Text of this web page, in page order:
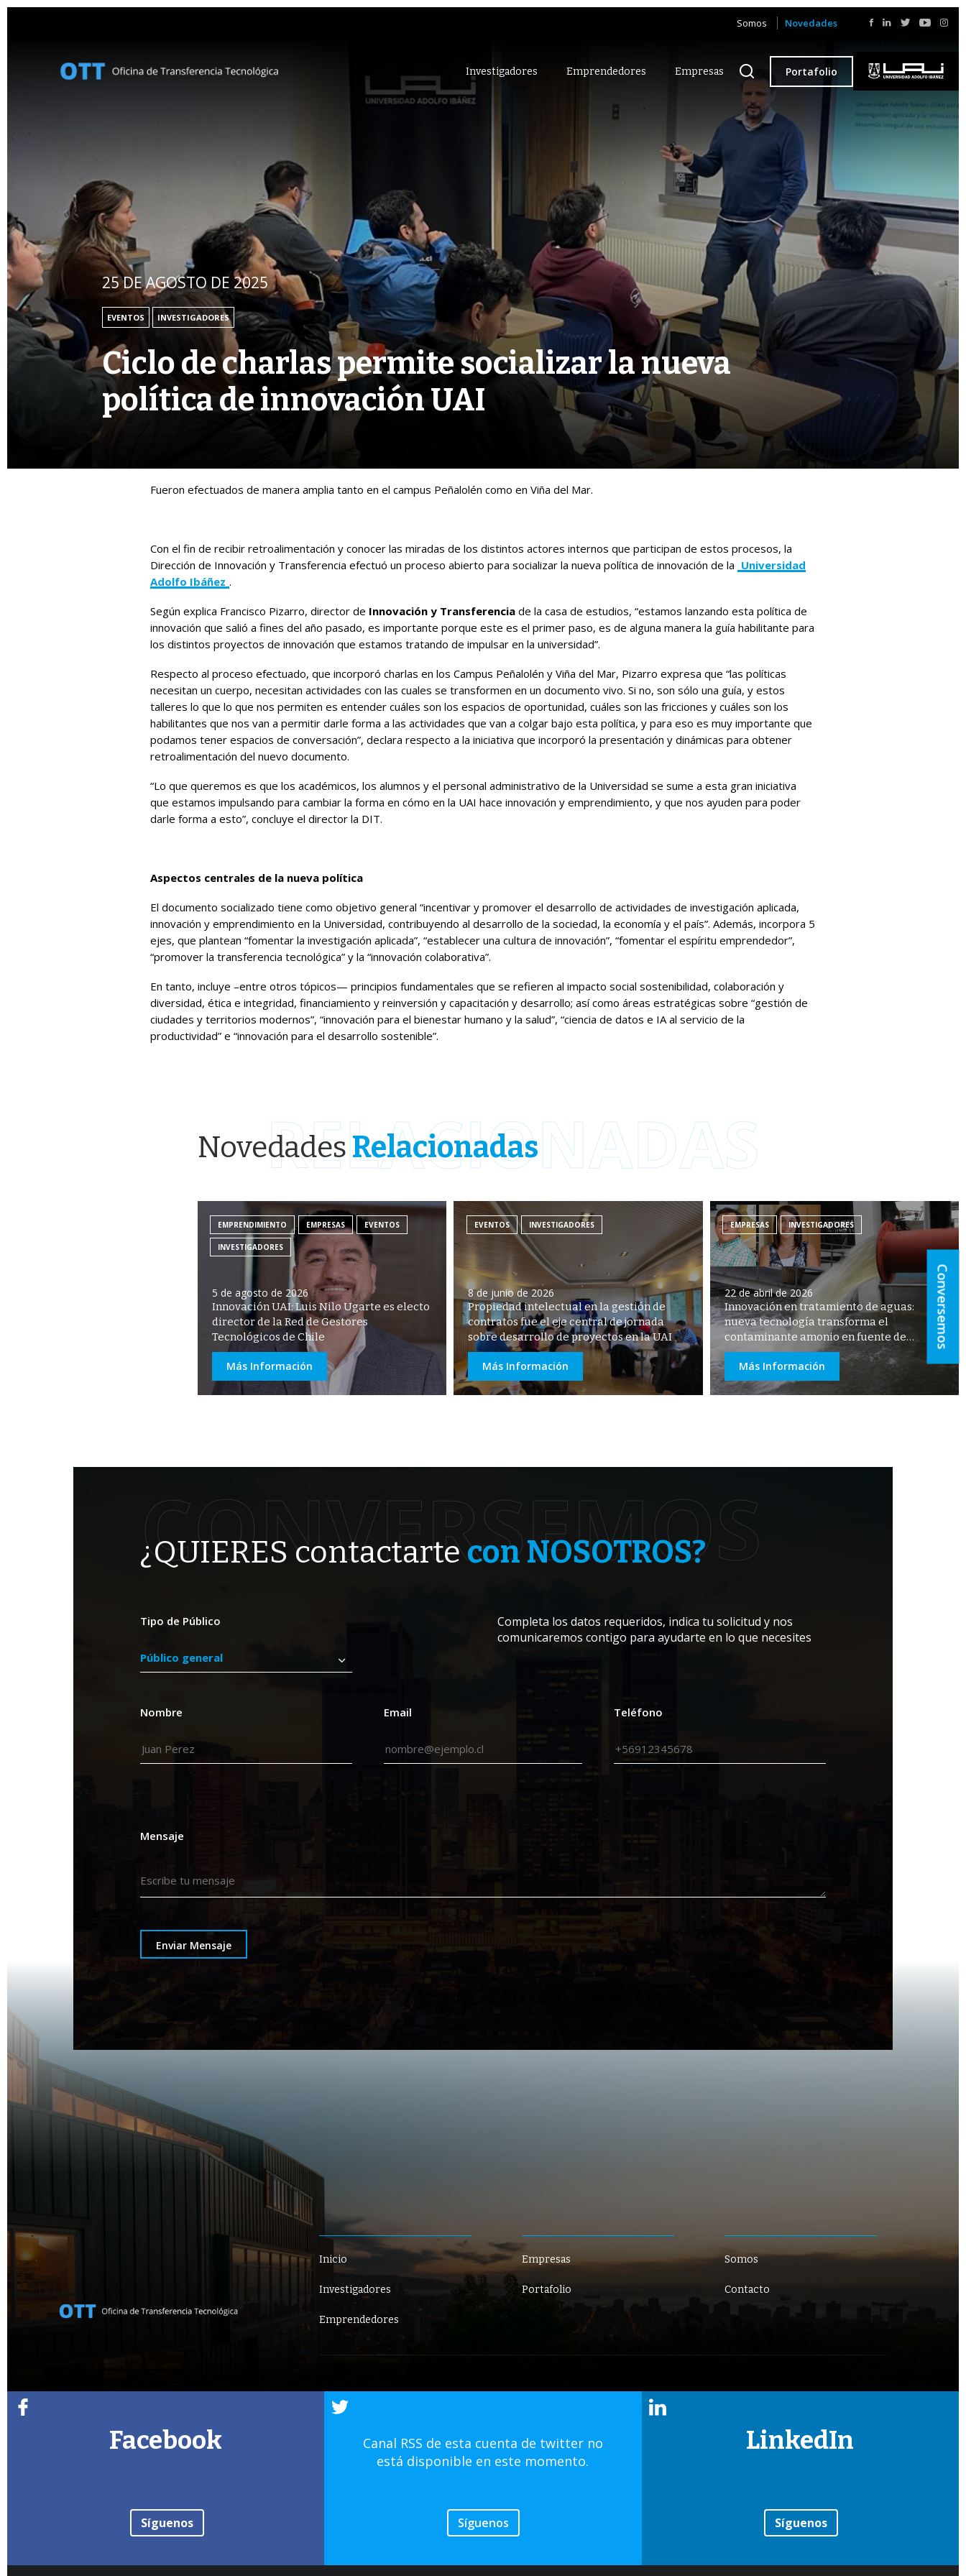
Conversemos
Somos Novedades
Investigadores Emprendedores Empresas Portafolio
25 DE AGOSTO DE 2025
EVENTOS INVESTIGADORES
Ciclo de charlas permite socializar la nueva
política de innovación UAI
Fueron efectuados de manera amplia tanto en el campus Peñalolén como en Viña del Mar.
Con el fin de recibir retroalimentación y conocer las miradas de los distintos actores internos que participan de estos procesos, la
Dirección de Innovación y Transferencia efectuó un proceso abierto para socializar la nueva política de innovación de la Universidad
Adolfo Ibáñez .
Según explica Francisco Pizarro, director de Innovación y Transferencia de la casa de estudios, “estamos lanzando esta política de
innovación que salió a fines del año pasado, es importante porque este es el primer paso, es de alguna manera la guía habilitante para
los distintos proyectos de innovación que estamos tratando de impulsar en la universidad”.
Respecto al proceso efectuado, que incorporó charlas en los Campus Peñalolén y Viña del Mar, Pizarro expresa que “las políticas
necesitan un cuerpo, necesitan actividades con las cuales se transformen en un documento vivo. Si no, son sólo una guía, y estos
talleres lo que lo que nos permiten es entender cuáles son los espacios de oportunidad, cuáles son las fricciones y cuáles son los
habilitantes que nos van a permitir darle forma a las actividades que van a colgar bajo esta política, y para eso es muy importante que
podamos tener espacios de conversación”, declara respecto a la iniciativa que incorporó la presentación y dinámicas para obtener
retroalimentación del nuevo documento.
“Lo que queremos es que los académicos, los alumnos y el personal administrativo de la Universidad se sume a esta gran iniciativa
que estamos impulsando para cambiar la forma en cómo en la UAI hace innovación y emprendimiento, y que nos ayuden para poder
darle forma a esto”, concluye el director la DIT.
Aspectos centrales de la nueva política
El documento socializado tiene como objetivo general “incentivar y promover el desarrollo de actividades de investigación aplicada,
innovación y emprendimiento en la Universidad, contribuyendo al desarrollo de la sociedad, la economía y el país”. Además, incorpora 5
ejes, que plantean “fomentar la investigación aplicada”, “establecer una cultura de innovación”, “fomentar el espíritu emprendedor”,
“promover la transferencia tecnológica” y la “innovación colaborativa”.
En tanto, incluye –entre otros tópicos— principios fundamentales que se refieren al impacto social sostenibilidad, colaboración y
diversidad, ética e integridad, financiamiento y reinversión y capacitación y desarrollo; así como áreas estratégicas sobre “gestión de
ciudades y territorios modernos”, “innovación para el bienestar humano y la salud”, “ciencia de datos e IA al servicio de la
productividad” e “innovación para el desarrollo sostenible”.
RELACIONADAS
Novedades Relacionadas
EMPRENDIMIENTO EMPRESAS EVENTOS
INVESTIGADORES
5 de agosto de 2026
Innovación UAI: Luis Nilo Ugarte es electo
director de la Red de Gestores
Tecnológicos de Chile
Más Información
EVENTOS INVESTIGADORES
8 de junio de 2026
Propiedad intelectual en la gestión de
contratos fue el eje central de jornada
sobre desarrollo de proyectos en la UAI
Más Información
EMPRESAS INVESTIGADORES
22 de abril de 2026
Innovación en tratamiento de aguas:
nueva tecnología transforma el
contaminante amonio en fuente de
energía
Más Información
CONVERSEMOS
¿QUIERES contactartecon NOSOTROS?
Tipo de Público
Completa los datos requeridos, indica tu solicitud y nos
comunicaremos contigo para ayudarte en lo que necesites
Nombre Email Teléfono
Mensaje
Inicio Empresas Somos
Investigadores Portafolio Contacto
Emprendedores
Facebook
Síguenos
Canal RSS de esta cuenta de twitter no
está disponible en este momento.
Síguenos
LinkedIn
Síguenos